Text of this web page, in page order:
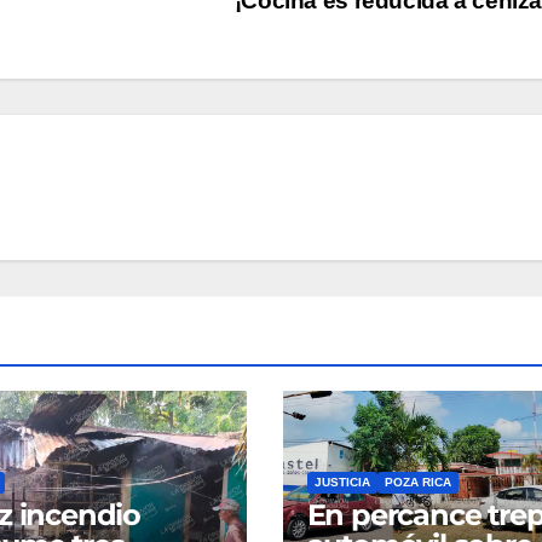
incendio
JUSTICIA POZA RICA
En percance